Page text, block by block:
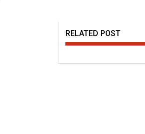
RELATED POST